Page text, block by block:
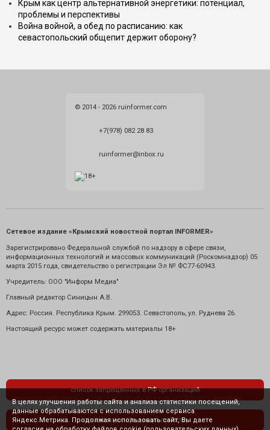
Крым как центр альтернативной энергетики: потенциал,
проблемы и перспективы
Война войной, а обед по расписанию: как
севастопольский общепит держит оборону?
© 2014 - 2026 ruinformer.com
+7(978) 082 28 83
ruinformer@inbox.ru
Сетевое издание «Крымский новостной портал INFORMER»
Зарегистрировано Федеральной службой по надзору в сфере связи,
информационных технологий и массовых коммуникаций (Роскомнадзор) 05
марта 2015 года, свидетельство о регистрации Эл № ФС77-60943.
Учредитель: ООО "Информ Медиа"
Главный редактор Синицын А.В.
Адрес: Россия. Республика Крым. 299053. Севастополь, ул. Руднева 26.
Настоящий ресурс может содержать материалы 18+
список запрещенных в РФ организаций
политика конфиденциальности
В целях улучшения работы сайта и анализа статистики посещений,
данные обрабатываются с использованием сервиса
Яндекс.Метрика. Продолжая использовать сайт, Вы даете